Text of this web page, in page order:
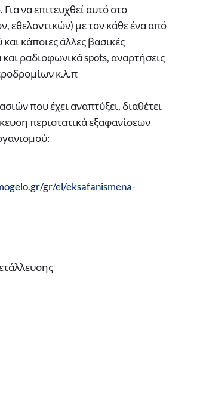
να επιτευχθεί αυτό στο
εθελοντικών) με τον κάθε ένα από
κάποιες άλλες βασικές
ραδιοφωνικά spots, αναρτήσεις
κ.λ.π
που έχει αναπτύξει, διαθέτει
περιστατικά εξαφανίσεων
gr/el/eksafanismena-